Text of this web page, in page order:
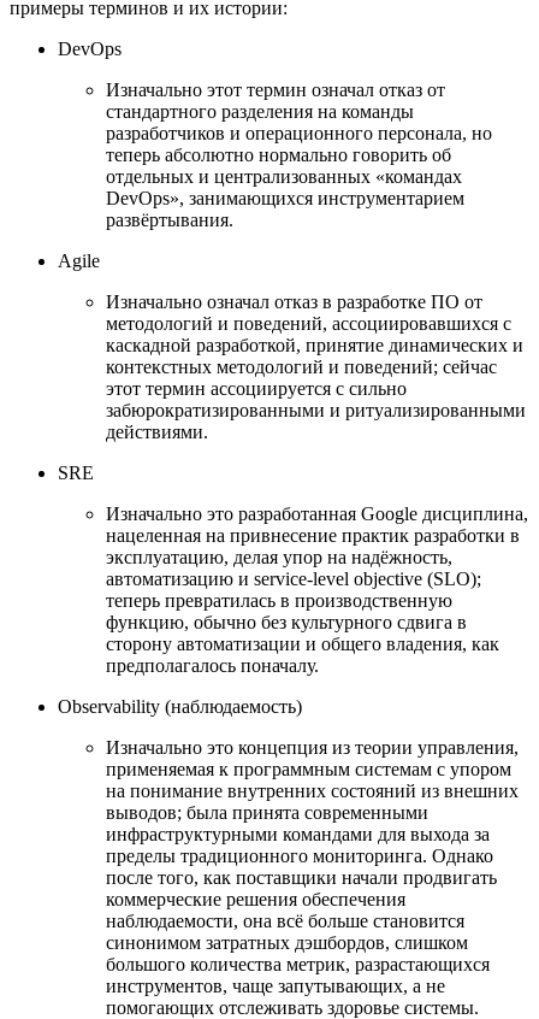
примеры терминов и их истории:
DevOps
Изначально этот термин означал отказ от
стандартного разделения на команды
разработчиков и операционного персонала, но
теперь абсолютно нормально говорить об
отдельных и централизованных «командах
DevOps», занимающихся инструментарием
развёртывания.
Agile
Изначально означал отказ в разработке ПО от
методологий и поведений, ассоциировавшихся с
каскадной разработкой, принятие динамических и
контекстных методологий и поведений; сейчас
этот термин ассоциируется с сильно
забюрократизированными и ритуализированными
действиями.
SRE
Изначально это разработанная Google дисциплина,
нацеленная на привнесение практик разработки в
эксплуатацию, делая упор на надёжность,
автоматизацию и service-level objective (SLO);
теперь превратилась в производственную
функцию, обычно без культурного сдвига в
сторону автоматизации и общего владения, как
предполагалось поначалу.
Observability (наблюдаемость)
Изначально это концепция из теории управления,
применяемая к программным системам с упором
на понимание внутренних состояний из внешних
выводов; была принята современными
инфраструктурными командами для выхода за
пределы традиционного мониторинга. Однако
после того, как поставщики начали продвигать
коммерческие решения обеспечения
наблюдаемости, она всё больше становится
синонимом затратных дэшбордов, слишком
большого количества метрик, разрастающихся
инструментов, чаще запутывающих, а не
помогающих отслеживать здоровье системы.